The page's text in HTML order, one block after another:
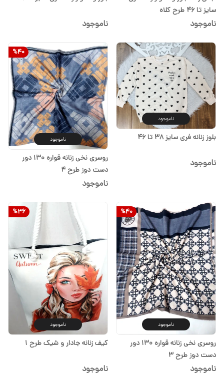
سایز تا ۴۶ طرح کلاه
ناموجود ناموجود
ناموجود
بلوز زنانه فری سایز ۳۸ تا ۴۶
ناموجود
%40
ناموجود
روسری نخی زنانه قواره ۱۳۰ دور
دست دوز طرح ۴
ناموجود
%40
ناموجود
روسری نخی زنانه قواره ۱۳۰ دور
دست دوز طرح ۳
ناموجود
%36
ناموجود
کیف زنانه جادار و شیک طرح ۱
ناموجود